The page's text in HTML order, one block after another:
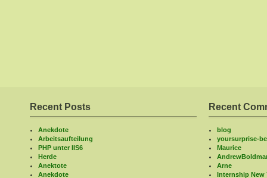
Recent Posts
Anekdote
Arbeitsaufteilung
PHP unter IIS6
Herde
Anektote
Anekdote
Recent
blog
yoursurprise-
Maurice
Arne
Internship New